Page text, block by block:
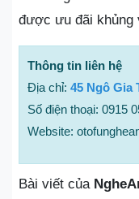
được ưu đãi khủng
Thông tin liên hệ
Địa chỉ: 45 Ngô Gia
Số điện thoại: 0915
Website:
Bài viết của